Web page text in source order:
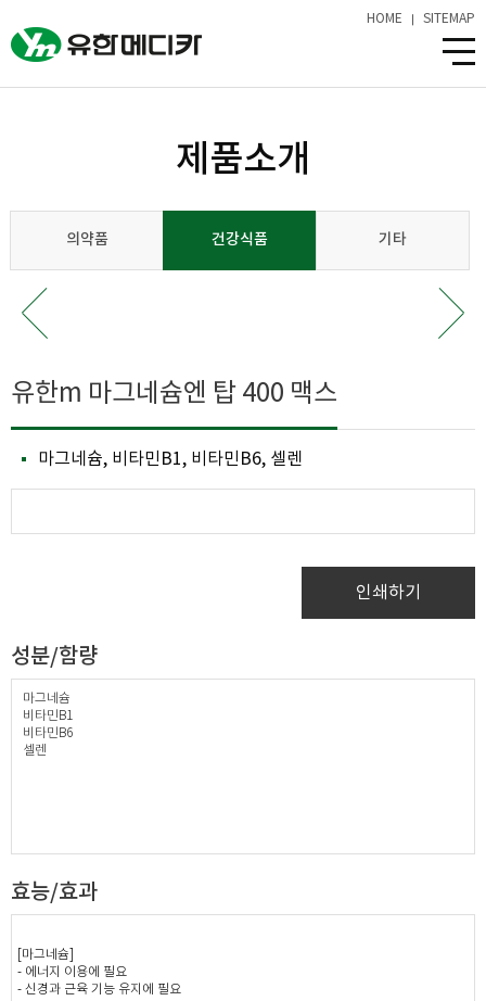
HOME SITEMAP
제품소개
의약품 건강식품 기타
유한m 마그네슘엔 탑 400 맥스
마그네슘, 비타민B1, 비타민B6, 셀렌
인쇄하기
성분/함량
마그네슘
비타민B1
비타민B6
셀렌
효능/효과
[마그네슘]
- 에너지 이용에 필요
- 신경과 근육 기능 유지에 필요